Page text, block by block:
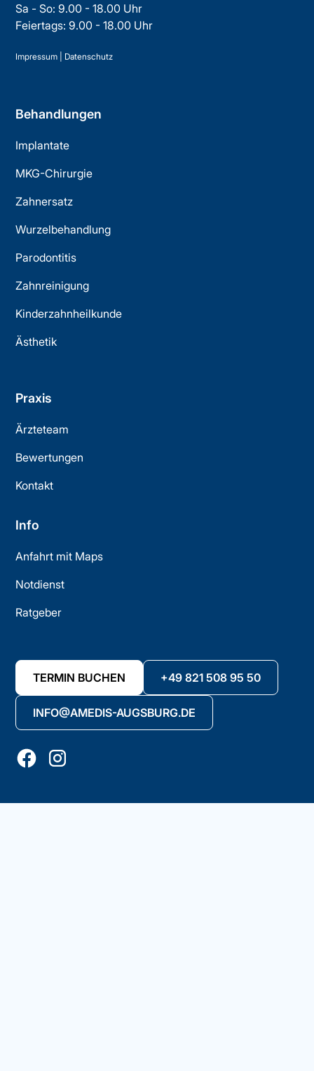
Sa - So: 9.00 - 18.00 Uhr
Feiertags: 9.00 - 18.00 Uhr
Impressum Datenschutz
Behandlungen
Implantate
MKG-Chirurgie
Zahnersatz
Wurzelbehandlung
Parodontitis
Zahnreinigung
Kinderzahnheilkunde
Ästhetik
Praxis
Ärzteteam
Bewertungen
Kontakt
Info
Anfahrt mit Maps
Notdienst
Ratgeber
TERMIN BUCHEN +49 821 508 95 50
INFO@AMEDIS-AUGSBURG.DE